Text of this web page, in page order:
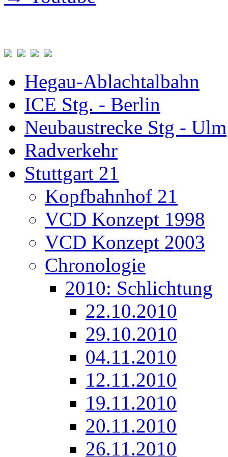
Hegau-Ablachtalbahn
ICE Stg. - Berlin
Neubaustrecke Stg - Ulm
Radverkehr
Stuttgart 21
Kopfbahnhof 21
VCD Konzept 1998
VCD Konzept 2003
Chronologie
2010: Schlichtung
22.10.2010
29.10.2010
04.11.2010
12.11.2010
19.11.2010
20.11.2010
26.11.2010